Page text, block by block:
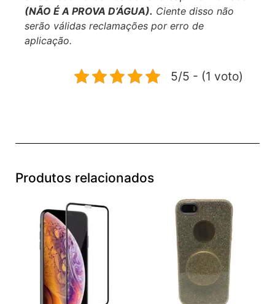
(NÃO É A PROVA D’ÁGUA). Ciente disso não
serão válidas reclamações por erro de
aplicação.
5/5 - (1 voto)
Produtos relacionados